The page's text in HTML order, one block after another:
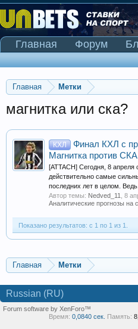
Главная Метки
магнитка или ска?
КХЛ
Финал КХЛ с
Магнитка против
[ATTACH] Сегодня, 8
действительно самые
последних лет в целом.
Автор темы: Nedved_11 8
Аналитические прогнозы на
Показано результатов: с 1 по 1 из 1.
Главная Метки
Главная Форум
Сканер Pinnacle
Russian (RU)
Forum software by XenForo™
Время: 0,0840 сек. Память: